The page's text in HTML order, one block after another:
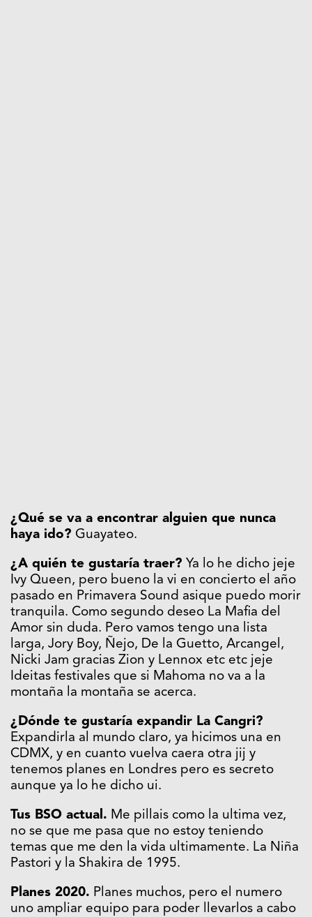
¿Qué se va a encontrar alguien que nunca
haya ido? Guayateo.
¿A quién te gustaría traer? Ya lo he dicho jeje
Ivy Queen, pero bueno la vi en concierto el año
pasado en Primavera Sound asique puedo morir
tranquila. Como segundo deseo La Mafia del
Amor sin duda. Pero vamos tengo una lista
larga, Jory Boy, Ñejo, De la Guetto, Arcangel,
Nicki Jam gracias Zion y Lennox etc etc jeje
Ideitas festivales que si Mahoma no va a la
montaña la montaña se acerca.
¿Dónde te gustaría expandir La Cangri?
Expandirla al mundo claro, ya hicimos una en
CDMX, y en cuanto vuelva caera otra jij y
tenemos planes en Londres pero es secreto
aunque ya lo he dicho ui.
Tus BSO actual. Me pillais como la ultima vez,
no se que me pasa que no estoy teniendo
temas que me den la vida ultimamente. La Niña
Pastori y la Shakira de 1995.
Planes 2020. Planes muchos, pero el numero
uno ampliar equipo para poder llevarlos a cabo